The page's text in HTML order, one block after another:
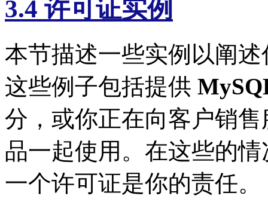
3.4 许可证实例
本节描述一些实例以阐
这些例子包括提供
分，或你正在向客户销
品一起使用。在这些的
一个许可证是你的责任